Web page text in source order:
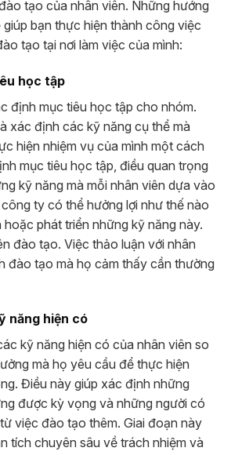
tạo của nhân viên. Những hướng
bạn thực hiện thành công việc
tạo tại nơi làm việc của mình:
học tập
định mục tiêu học tập cho nhóm.
xác định các kỹ năng cụ thể mà
hiện nhiệm vụ của mình một cách
mục tiêu học tập, điều quan trọng
kỹ năng mà mỗi nhân viên dựa vào
ty có thể hưởng lợi như thế nào
phát triển những kỹ năng này.
đào tạo. Việc thảo luận với nhân
đào tạo mà họ cảm thấy cần thường
năng hiện có
kỹ năng hiện có của nhân viên so
mà họ yêu cầu để thực hiện
Điều này giúp xác định những
được kỳ vọng và những người có
việc đào tạo thêm. Giai đoạn này
tích chuyên sâu về trách nhiệm và